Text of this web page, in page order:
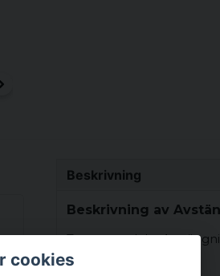
Beskrivning
Beskrivning av
Typ av produkt:
Specifikation
cookies